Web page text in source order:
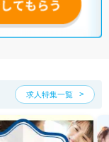
希望条件をヒアリン
件をピックアップし
求人特集一覧